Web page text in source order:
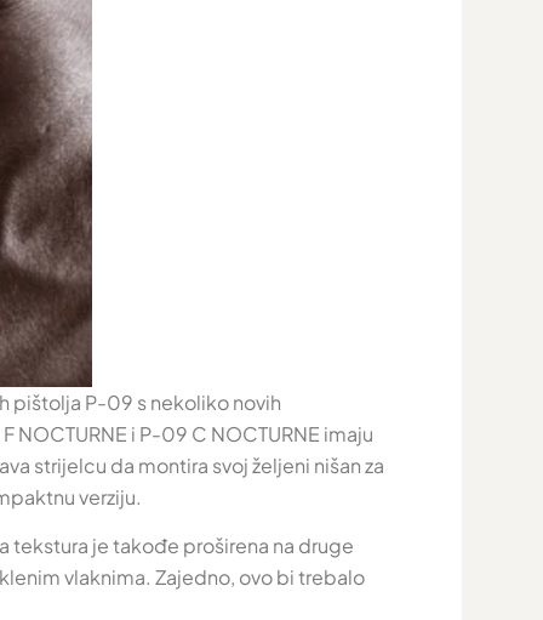
pištolja P-09 s nekoliko novih
i P-09 C NOCTURNE imaju
strijelcu da montira svoj željeni nišan za
verziju.
tekstura je takođe proširena na druge
vlaknima. Zajedno, ovo bi trebalo